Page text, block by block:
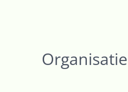
Organisatie